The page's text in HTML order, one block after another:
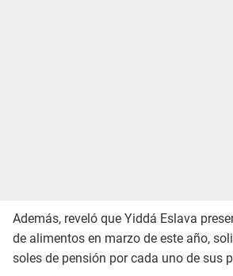
Además, reveló que Yiddá Eslava
de alimentos en marzo de este año,
soles de pensión por cada uno de sus